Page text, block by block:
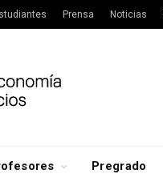
Prensa Noticias
Pregrado